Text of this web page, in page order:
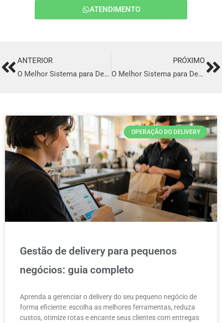
ATENDIMENTO
PrevANTERIOR
O Melhor Sistema para Delivery em Castro
PRÓXIMO
O Melhor Sistema para Delivery em Campo Formoso
OPERAÇÃO DO DELIVERY
Gestão de delivery para pequenos
negócios: guia completo
Aprenda a gerenciar o delivery do seu pequeno negócio de
forma eficiente: escolha as melhores ferramentas, reduza
custos, otimize rotas e encante seus clientes com entregas